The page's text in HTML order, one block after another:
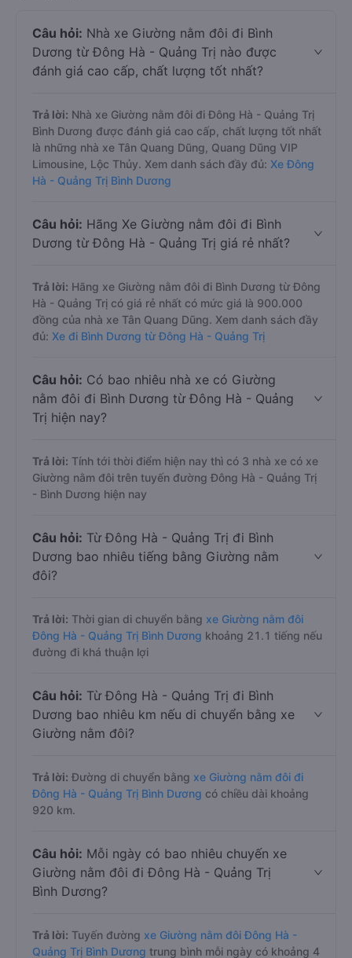
Câu hỏi: Nhà xe Giường nằm đôi đi Bình
Dương từ Đông Hà - Quảng Trị nào được
đánh giá cao cấp, chất lượng tốt nhất?
Trả lời: Nhà xe Giường nằm đôi đi Đông Hà - Quảng Trị
Bình Dương được đánh giá cao cấp, chất lượng tốt nhất
là những nhà xe Tân Quang Dũng, Quang Dũng VIP
Limousine, Lộc Thủy. Xem danh sách đầy đủ: Xe Đông
Hà - Quảng Trị Bình Dương
Câu hỏi: Hãng Xe Giường nằm đôi đi Bình
Dương từ Đông Hà - Quảng Trị giá rẻ nhất?
Trả lời: Hãng xe Giường nằm đôi đi Bình Dương từ Đông
Hà - Quảng Trị có giá rẻ nhất có mức giá là 900.000
đồng của nhà xe Tân Quang Dũng. Xem danh sách đầy
đủ: Xe đi Bình Dương từ Đông Hà - Quảng Trị
Câu hỏi: Có bao nhiêu nhà xe có Giường
nằm đôi đi Bình Dương từ Đông Hà - Quảng
Trị hiện nay?
Trả lời: Tính tới thời điểm hiện nay thì có 3 nhà xe có xe
Giường nằm đôi trên tuyến đường Đông Hà - Quảng Trị
- Bình Dương hiện nay
Câu hỏi: Từ Đông Hà - Quảng Trị đi Bình
Dương bao nhiêu tiếng bằng Giường nằm
đôi?
Trả lời: Thời gian di chuyển bằng xe Giường nằm đôi
Đông Hà - Quảng Trị Bình Dương khoảng 21.1 tiếng nếu
đường đi khá thuận lợi
Câu hỏi: Từ Đông Hà - Quảng Trị đi Bình
Dương bao nhiêu km nếu di chuyển bằng xe
Giường nằm đôi?
Trả lời: Đường di chuyển bằng xe Giường nằm đôi đi
Đông Hà - Quảng Trị Bình Dương có chiều dài khoảng
920 km.
Câu hỏi: Mỗi ngày có bao nhiêu chuyến xe
Giường nằm đôi đi Đông Hà - Quảng Trị
Bình Dương?
Trả lời: Tuyến đường xe Giường nằm đôi Đông Hà -
Quảng Trị Bình Dương trung bình mỗi ngày có khoảng 4